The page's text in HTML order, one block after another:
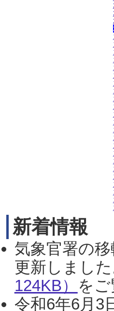
新着情報
気象官署の
更新しまし
124KB） を
令和6年6月3